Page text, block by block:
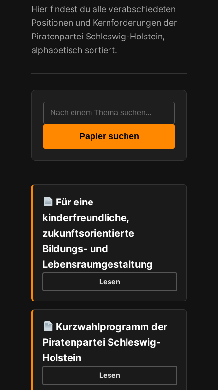
Hier findest du alle verabschiedeten
Positionen und Kernforderungen der
Piratenpartei Schleswig-Holstein,
alphabetisch sortiert.
Positionspapiere
Papier suchen
Für eine
kinderfreundliche,
zukunftsorientierte
Bildungs- und
Lebensraumgestaltung
Lesen
Kurzwahlprogramm der
Piratenpartei Schleswig-
Holstein
Lesen